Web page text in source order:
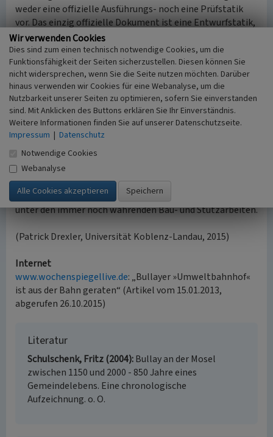
weder eine offizielle Ausführungs- noch eine Prüfstatik
vor. Das einzig offizielle Dokument ist eine Entwurfstatik,
was die Lösung des Falles und die Frage nach der
Verantwortung bedeutend erschwert. Die
Dachkonstruktion ist mittlerweile an mehren Stellen
einsturzgefährdet, so das sie durch mobile Stützen
stabilisiert werden muss. Wer für den Schaden am
Busbahnhof aufkommt ist bis heute nicht geklärt. Jedoch
bleibt festzuhalten, dass die Ortsgemeinde Bullay bis zum
richterlichen Entscheid nicht nur eine hohe finanzielle
Last zu tragen hat, sondern auch einen erheblichen
Imageschaden zu verzeichnen hat. Die überregionale
verkehrstechnische Bedeutung Bullays, die durch den Bau
eines solchen Pilotprojektes manifestiert werden sollte,
hat unter der Affäre stark gelitten und das Ortsbild leidet
unter den immer noch währenden Bau- und Stützarbeiten.
(Patrick Drexler, Universität Koblenz-Landau, 2015)
Internet
www.wochenspiegellive.de: „Bullayer »Umweltbahnhof«
ist aus der Bahn geraten“ (Artikel vom 15.01.2013,
abgerufen 26.10.2015)
Literatur
Schulschenk, Fritz (2004) Bullay an der Mosel
zwischen 1150 und 2000 - 850 Jahre eines
Gemeindelebens. Eine chronologische
Aufzeichnung. o. O.
Wir verwenden Cookies
Dies sind zum einen technisch notwendige Cookies, um die
Funktionsfähigkeit der Seiten sicherzustellen. Diesen können Sie
nicht widersprechen, wenn Sie die Seite nutzen möchten. Darüber
hinaus verwenden wir Cookies für eine Webanalyse, um die
Nutzbarkeit unserer Seiten zu optimieren, sofern Sie einverstanden
sind. Mit Anklicken des Buttons erklären Sie Ihr Einverständnis.
Weitere Informationen finden Sie auf unserer Datenschutzseite.
Impressum | Datenschutz
Notwendige Cookies
Webanalyse